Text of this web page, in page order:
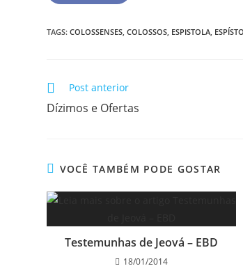
TAGS:COLOSSENSES COLOSSOS ESPISTOLA
Post anterior
Dízimos e Ofertas
VOCÊ TAMBÉM PODE GOSTAR
Testemunhas de Jeová – EBD
18/01/2014